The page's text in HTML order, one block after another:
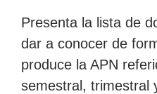
Presenta la lista de
dar a conocer de
produce la APN
semestral, trimestral